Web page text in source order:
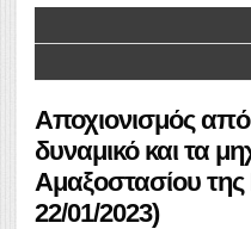
Αποχιονισμός
δυναμικό και τα
Αμαξοστασίου
22/01/2023)